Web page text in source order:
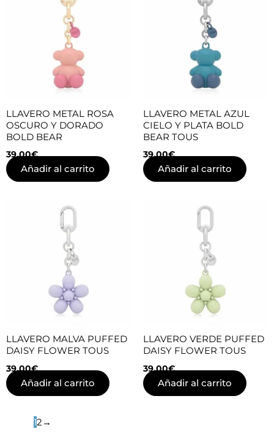
LLAVERO METAL ROSA
OSCURO Y DORADO
BOLD BEAR
39,00€
Añadir al carrito
LLAVERO METAL AZUL
CIELO Y PLATA BOLD
BEAR TOUS
39,00€
Añadir al carrito
LLAVERO MALVA PUFFED
DAISY FLOWER TOUS
39,00€
Añadir al carrito
LLAVERO VERDE PUFFED
DAISY FLOWER TOUS
39,00€
Añadir al carrito
12 →